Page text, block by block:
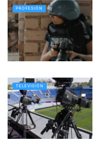
PROFESIÓN
TELEVISIÓN